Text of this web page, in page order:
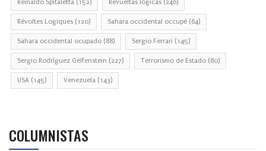
Reinaldo Spitaletta (152) Revueltas lógicas (246)
Révoltes Logiques (120) Sahara occidental occupé (64)
Sahara occidental ocupado (88) Sergio Ferrari (145)
Sergio Rodríguez Gelfenstein (227) Terrorismo de Estado (80)
USA (145) Venezuela (143)
COLUMNISTAS